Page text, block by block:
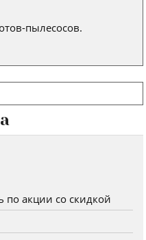
пылесосов.
акции со скидкой